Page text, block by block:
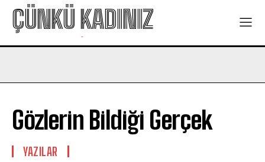
ÇÜNKÜ KADINIZ
-
Gözlerin Bildiği Gerçek
YAZILAR